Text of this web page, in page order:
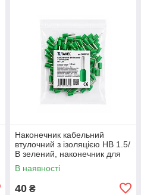
Наконечник кабельний
втулочний з ізоляцією HB 1.5/
В зелений, наконечник для
обтискання кінців проводки
В наявності
40 ₴